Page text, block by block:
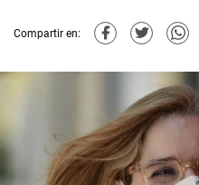
Compartir en: